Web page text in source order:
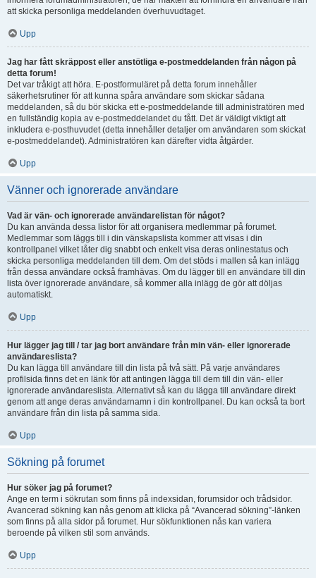
att skicka personliga meddelanden överhuvudtaget.
Upp
Jag har fått skräppost eller anstötliga e-postmeddelanden från någon på
detta forum!
Det var tråkigt att höra. E-postformuläret på detta forum innehåller
säkerhetsrutiner för att kunna spåra användare som skickar sådana
meddelanden, så du bör skicka ett e-postmeddelande till administratören med
en fullständig kopia av e-postmeddelandet du fått. Det är väldigt viktigt att
inkludera e-posthuvudet (detta innehåller detaljer om användaren som skickat
e-postmeddelandet). Administratören kan därefter vidta åtgärder.
Upp
Vänner och ignorerade användare
Vad är vän- och ignorerade användarelistan för något?
Du kan använda dessa listor för att organisera medlemmar på forumet.
Medlemmar som läggs till i din vänskapslista kommer att visas i din
kontrollpanel vilket låter dig snabbt och enkelt visa deras onlinestatus och
skicka personliga meddelanden till dem. Om det stöds i mallen så kan inlägg
från dessa användare också framhävas. Om du lägger till en användare till din
lista över ignorerade användare, så kommer alla inlägg de gör att döljas
automatiskt.
Upp
Hur lägger jag till / tar jag bort användare från min vän- eller ignorerade
användareslista?
Du kan lägga till användare till din lista på två sätt. På varje användares
profilsida finns det en länk för att antingen lägga till dem till din vän- eller
ignorerade användareslista. Alternativt så kan du lägga till användare direkt
genom att ange deras användarnamn i din kontrollpanel. Du kan också ta bort
användare från din lista på samma sida.
Upp
Sökning på forumet
Hur söker jag på forumet?
Ange en term i sökrutan som finns på indexsidan, forumsidor och trådsidor.
Avancerad sökning kan nås genom att klicka på “Avancerad sökning”-länken
som finns på alla sidor på forumet. Hur sökfunktionen nås kan variera
beroende på vilken stil som används.
Upp